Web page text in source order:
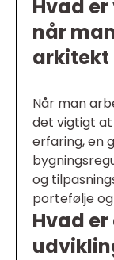
Hvad
når
arkitekt
Når man
det vigtigt
erfaring, en
og
portefølje
Hvad